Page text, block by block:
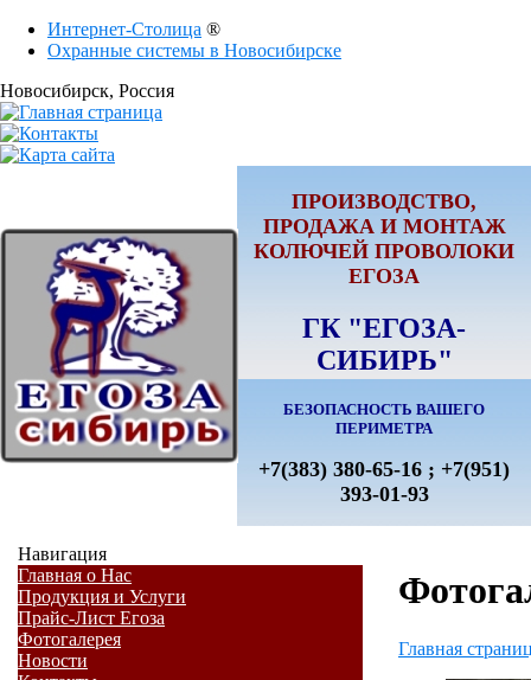
Интернет-Столица ®
Охранные системы в Новосибирске
Новосибирск, Россия
ПРОИЗВОДСТВО,
ПРОДАЖА И МОНТАЖ
КОЛЮЧЕЙ ПРОВОЛОКИ
ЕГОЗА
ГК "ЕГОЗА-
СИБИРЬ"
БЕЗОПАСНОСТЬ ВАШЕГО
ПЕРИМЕТРА
+7(383) 380-65-16 ; +7(951)
393-01-93
Навигация
Главная о Нас
Продукция и Услуги
Прайс-Лист Егоза
Фотогалерея
Новости
Главная